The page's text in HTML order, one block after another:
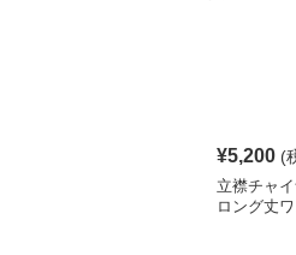
¥5,200 (
立襟チャ
ロング丈